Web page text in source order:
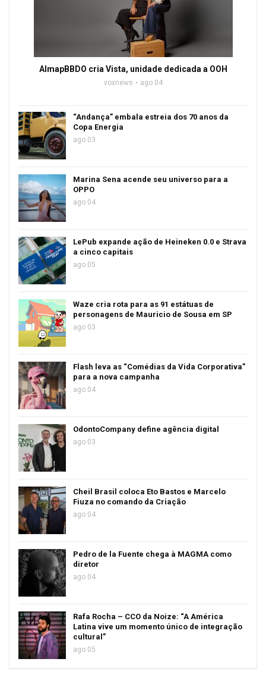
AlmapBBDO cria Vista, unidade dedicada a OOH
voxnews ago 04
“Andança” embala estreia dos 70 anos da
Copa Energia
ago 03
Marina Sena acende seu universo para a
OPPO
ago 04
LePub expande ação de Heineken 0.0 e Strava
a cinco capitais
ago 05
Waze cria rota para as 91 estátuas de
personagens de Mauricio de Sousa em SP
ago 03
Flash leva as “Comédias da Vida Corporativa”
para a nova campanha
ago 04
OdontoCompany define agência digital
ago 03
Cheil Brasil coloca Eto Bastos e Marcelo
Fiuza no comando da Criação
ago 04
Pedro de la Fuente chega à MAGMA como
diretor
ago 04
Rafa Rocha – CCO da Noize: “A América
Latina vive um momento único de integração
cultural”
ago 05